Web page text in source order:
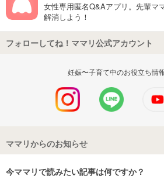
女性専用匿名Q&Aアプリ。先輩マ
解消しよう！
フォローしてね！ママリ公式アカウント
妊娠〜子育て中のお役立ち情
ママリからのお知らせ
今ママリで読みたい記事は何ですか？